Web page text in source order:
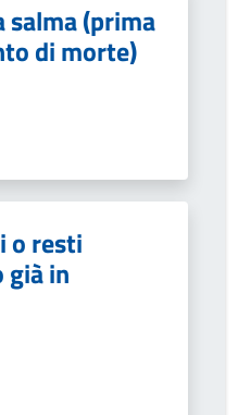
salma (prima
di morte)
o resti
in